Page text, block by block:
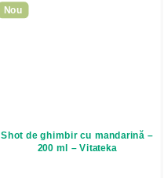
Nou
Shot de ghimbir cu mandarină –
200 ml – Vitateka